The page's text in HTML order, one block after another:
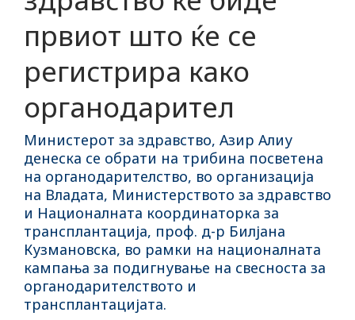
првиот што ќе се
регистрира како
органодарител
Министерот за здравство, Азир Алиу
денеска се обрати на трибина посветена
на органодарителство, во организација
на Владата, Министерството за здравство
и Националната координаторка за
трансплантација, проф. д-р Билјана
Кузмановска, во рамки на националната
кампања за подигнување на свесноста за
органодарителството и
трансплантацијата.